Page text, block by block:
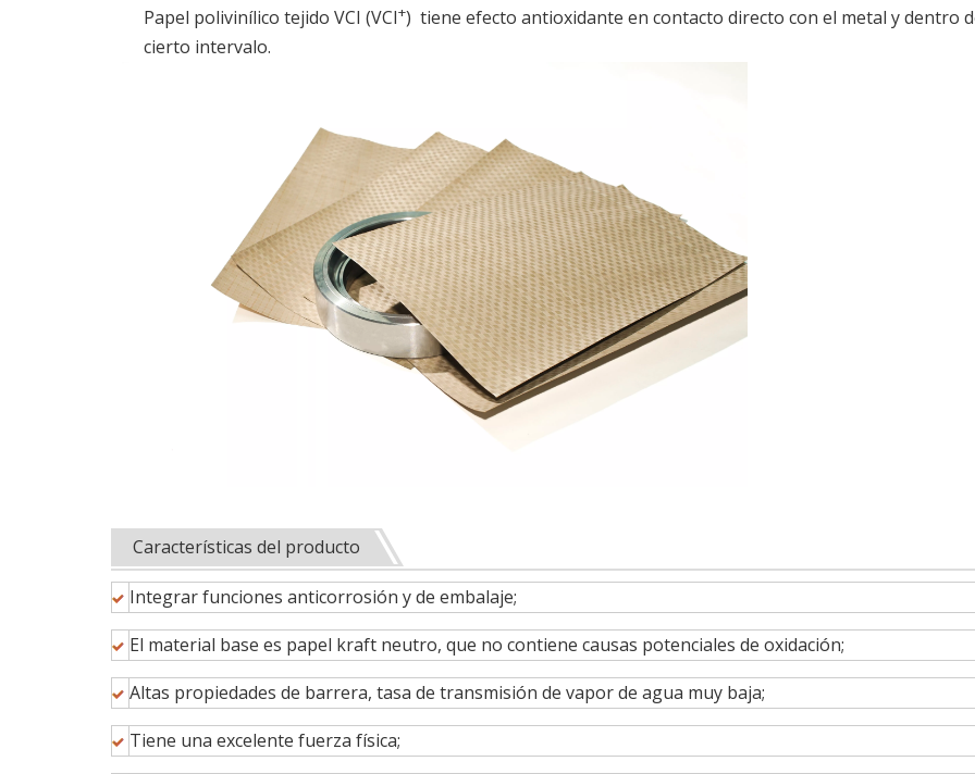
Papel polivinílico tejido VCI (VCI+) tiene efecto antioxidante en contacto directo con el metal y dentro
cierto intervalo.
Características del producto
Integrar funciones anticorrosión y de embalaje;
El material base es papel kraft neutro, que no contiene causas potenciales de oxidación;
Altas propiedades de barrera, tasa de transmisión de vapor de agua muy baja;
Tiene una excelente fuerza física;